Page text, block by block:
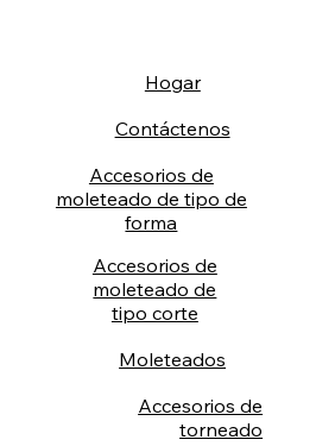
Hogar
Contáctenos
Accesorios de
moleteado de tipo de
forma
Accesorios de
moleteado de
tipo corte
Moleteados
Accesorios de
torneado